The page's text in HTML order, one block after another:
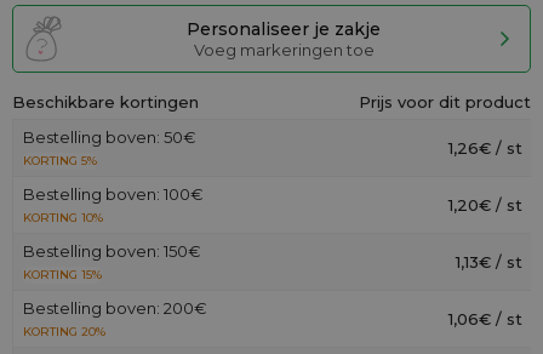
Personaliseer je zakje
Voeg markeringen toe
Beschikbare kortingen
Prijs voor dit product
Bestelling boven: 50€
KORTING 5%
1,26€ / st
Bestelling boven: 100€
KORTING 10%
1,20€ / st
Bestelling boven: 150€
KORTING 15%
1,13€ / st
Bestelling boven: 200€
KORTING 20%
1,06€ / st